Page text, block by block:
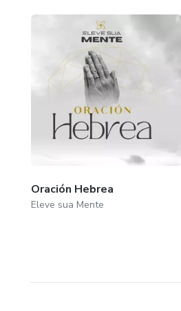
Oración Hebrea
Eleve sua Mente